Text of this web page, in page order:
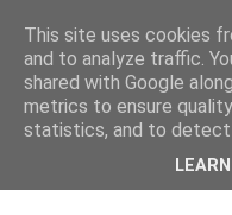
This site uses cookies
and to analyze traffic.
shared with Google
metrics to ensure
statistics, and to detect